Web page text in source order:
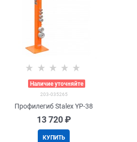
Наличие уточняйте
203-035265
Профилегиб Stalex YP-38
13 720 ₽
КУПИТЬ